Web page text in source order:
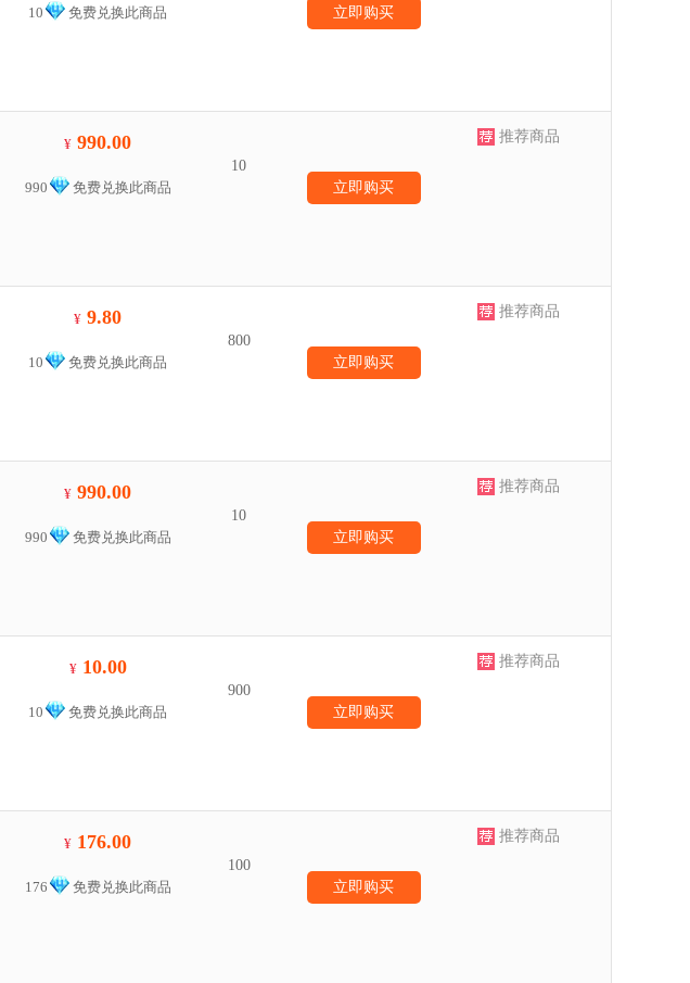
10 免费兑换此商品
立即购买
¥ 990.00
990 免费兑换此商品
10
立即购买
推荐商品
¥ 9.80
10 免费兑换此商品
800
立即购买
推荐商品
¥ 990.00
990 免费兑换此商品
10
立即购买
推荐商品
¥10.00
10 免费兑换此商品
900
立即购买
推荐商品
¥ 176.00
176 免费兑换此商品
100
立即购买
推荐商品